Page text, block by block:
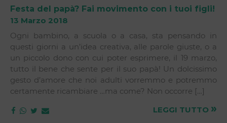
Festa del papà? Fai movimento con i tuoi figli!
13 Marzo 2018
Ogni bambino, a scuola o a casa, sta pensando in
questi giorni a un’idea creativa, alle parole giuste, o a
un piccolo dono con cui poter esprimere, il 19 marzo,
tutto il bene che sente per il suo papà! Un dolcissimo
gesto d’amore che noi adulti vorremmo e potremmo
certamente ricambiare …ma come? Non occorre […]
LEGGI TUTTO »